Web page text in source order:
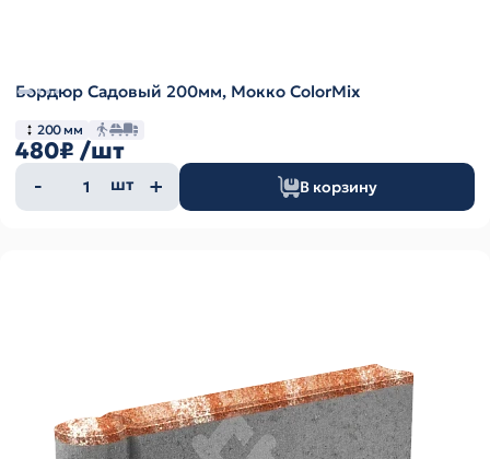
Бордюр Садовый 200мм, Мокко ColorMix
200 мм
480₽ /шт
Количество
товара
шт В корзину